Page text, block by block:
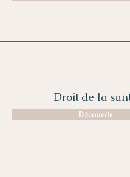
Droit de la
Découvrir